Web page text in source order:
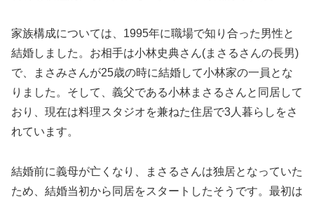
家族構成については、1995年に職場で知り合った男性と
結婚しました。お相手は小林史典さん(まさるさんの長男)
で、まさみさんが25歳の時に結婚して小林家の一員とな
りました。そして、義父である小林まさるさんと同居して
おり、現在は料理スタジオを兼ねた住居で3人暮らしをさ
れています。
結婚前に義母が亡くなり、まさるさんは独居となっていた
ため、結婚当初から同居をスタートしたそうです。最初は